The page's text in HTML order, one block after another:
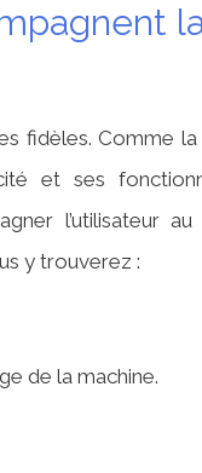
fidèles. Comme
et ses
l’utilisateur
y trouverez :
de la machine.